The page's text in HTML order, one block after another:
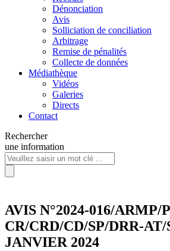
Dénonciation
Avis
Solliciation de conciliation
Arbitrage
Remise de pénalités
Collecte de données
Médiathèque
Vidéos
Galeries
Directs
Contact
Rechercher
une information
AVIS N°2024-016/ARMP/
CR/CRD/CD/SP/DRR-AT/
JANVIER 2024